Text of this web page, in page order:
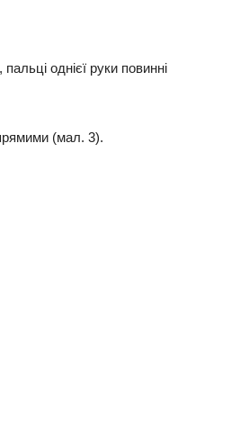
однієї руки повинні
(мал. 3).